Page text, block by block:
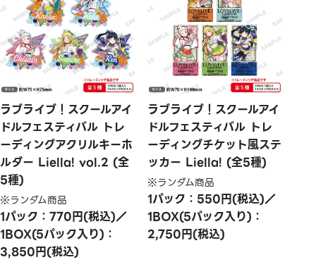
ラブライブ！スクールアイ
ドルフェスティバル トレ
ーディングアクリルキーホ
ルダー Liella! vol.2 (全
5種)
※ランダム商品
1パック：770円(税込)／
1BOX(5パック入り)：
3,850円(税込)
ラブライブ！スクールアイ
ドルフェスティバル トレ
ーディングチケット風ステ
ッカー Liella! (全5種)
※ランダム商品
1パック：550円(税込)／
1BOX(5パック入り)：
2,750円(税込)